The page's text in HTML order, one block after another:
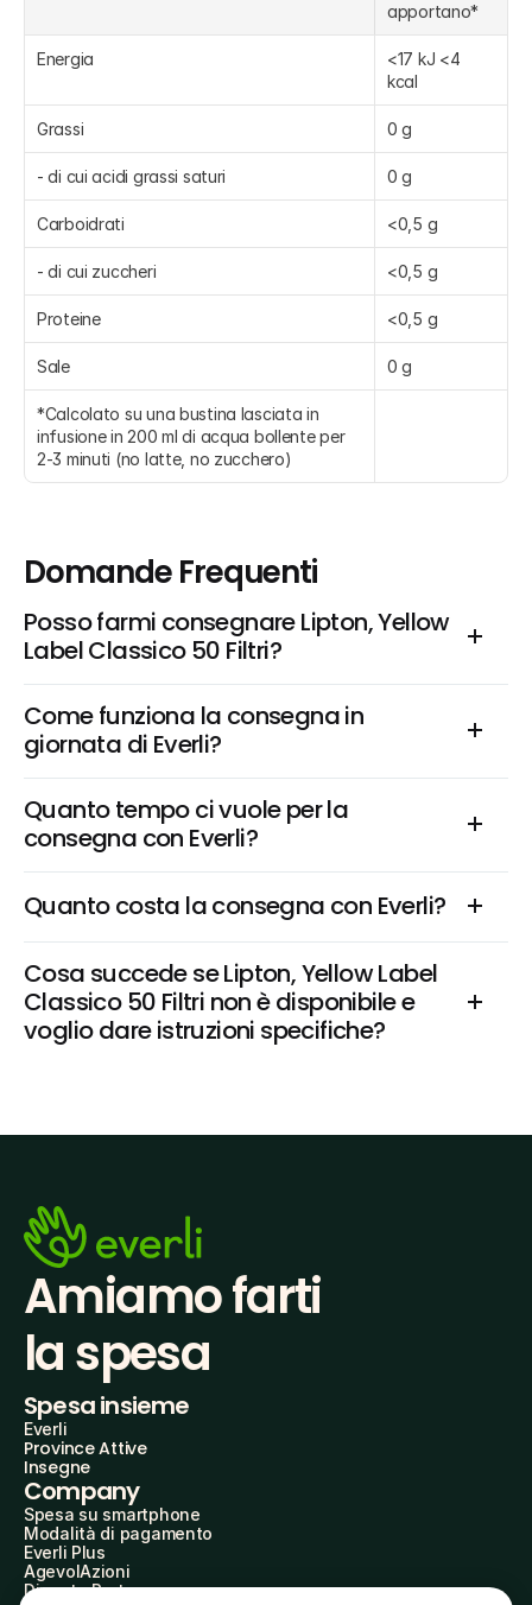
apportano*
Energia
<17 kJ <4
kcal
Grassi 0 g
- di cui acidi grassi saturi 0 g
Carboidrati <0,5 g
- di cui zuccheri <0,5 g
Proteine <0,5 g
Sale 0 g
*Calcolato su una bustina lasciata in
infusione in 200 ml di acqua bollente per
2-3 minuti (no latte, no zucchero)
Domande Frequenti
Posso farmi consegnare Lipton, Yellow
Label Classico 50 Filtri?
Come funziona la consegna in
giornata di Everli?
Quanto tempo ci vuole per la
consegna con Everli?
Quanto costa la consegna con Everli?
Cosa succede se Lipton, Yellow Label
Classico 50 Filtri non è disponibile e
voglio dare istruzioni specifiche?
Amiamo farti
la spesa
Spesa insieme
Everli
Province Attive
Insegne
Company
Spesa su smartphone
Modalità di pagamento
Everli Plus
AgevolAzioni
Diventa Partner